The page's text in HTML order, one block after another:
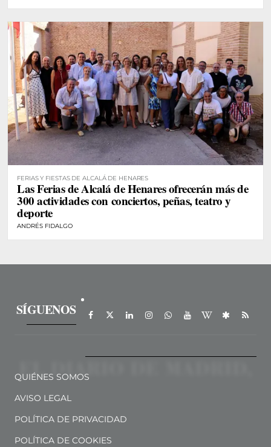
FERIAS Y FIESTAS DE ALCALÁ DE HENARES
Las Ferias de Alcalá de Henares ofrecerán más de
300 actividades con conciertos, peñas, teatro y
deporte
ANDRÉS FIDALGO
SÍGUENOS
QUIÉNES SOMOS
AVISO LEGAL
POLÍTICA DE PRIVACIDAD
POLÍTICA DE COOKIES